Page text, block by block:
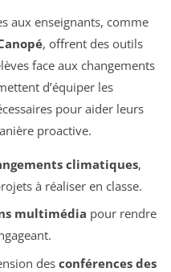
aux enseignants, comme
, offrent des outils
face aux changements
d’équiper les
pour aider leurs
proactive.
climatiques,
à réaliser en classe.
multimédia pour rendre
des conférences des